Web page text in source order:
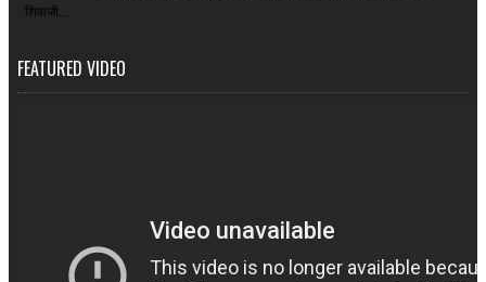
शिवाजी...
FEATURED VIDEO